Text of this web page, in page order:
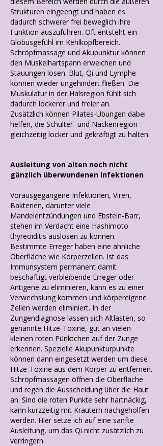
Strukturen eingeengt und haben es
dadurch schwerer frei beweglich ihre
Funktion auszuführen. Oft entsteht ein
Globusgefühl im Kehlkopfbereich.
Schröpfmassage und Akupunktur können
den Muskelhartspann erweichen und
Stauungen lösen. Blut, Qi und Lymphe
können wieder ungehindert fließen. Die
Muskulatur in der Halsregion fühlt sich
dadurch lockerer und freier an.
Zusätzlich können Pilates-Übungen dabei
helfen, die Schulter- und Nackenregion
gleichzeitig locker und gekräftigt zu halten.
Ausleitung von alten noch nicht
gänzlich überwundenen Infektionen
Vorausgegangene Infektionen, Viren,
Bakterien, darunter viele
Mandelentzündungen und Ebstein-Barr,
stehen im Verdacht eine Hashimoto
thyreoiditis auslösen zu können.
Bestimmte Erreger haben eine ähnliche
Oberfläche wie Körperzellen. Ist das
Immunsystem permanent damit
beschäftigt verbleibende Erreger oder
Antigene zu eliminieren, kann es zu einer
Verwechslung kommen und körpereigene
Zellen werden eliminiert. In der
Zungendiagnose lassen sich Altlasten, so
genannte Hitze-Toxine, gut an vielen
kleinen roten Pünktchen auf der Zunge
erkennen. Spezielle Akupunkturpunkte
können dann eingesetzt werden um diese
Hitze-Toxine aus dem Körper zu entfernen.
Schröpfmassagen öffnen die Oberfläche
und regen die Ausscheidung über die Haut
an. Sind die roten Punkte sehr hartnäckig,
kann kurzzeitig mit Kräutern nachgeholfen
werden. Hier setze ich auf eine sanfte
Ausleitung, um das Qi nicht zusätzlich zu
verringern.